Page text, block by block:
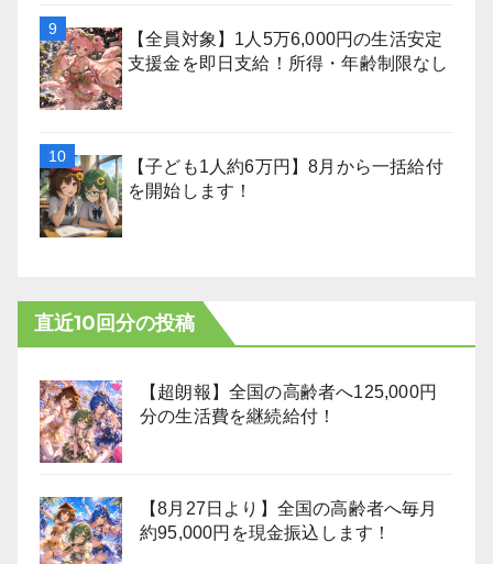
【全員対象】1人5万6,000円の生活安定
支援金を即日支給！所得・年齢制限なし
【子ども1人約6万円】8月から一括給付
を開始します！
直近10回分の投稿
【超朗報】全国の高齢者へ125,000円
分の生活費を継続給付！
【8月27日より】全国の高齢者へ毎月
約95,000円を現金振込します！